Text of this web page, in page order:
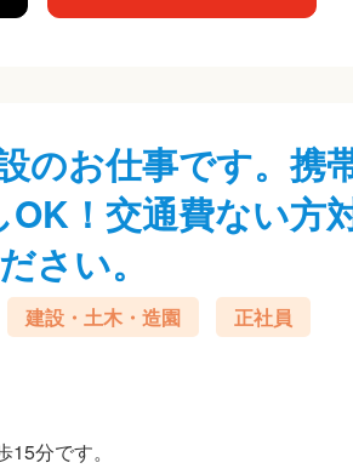
のお仕事です。携
！交通費ない方
さい。
建設・土木・造園 正社員
分です。